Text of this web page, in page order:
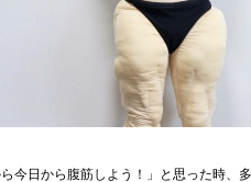
ら今日から腹筋しよう！」と思った時、